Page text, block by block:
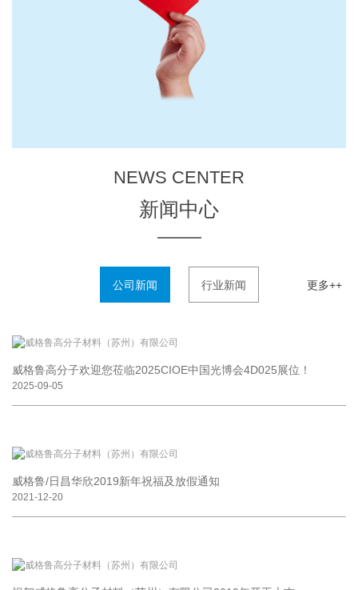
NEWS CENTER
新闻中心
公司新闻 行业新闻 更多++
威格鲁高分子欢迎您莅临2025CIOE中国光博会4D025展位！
2025-09-05
威格鲁/日昌华欣2019新年祝福及放假通知
2021-12-20